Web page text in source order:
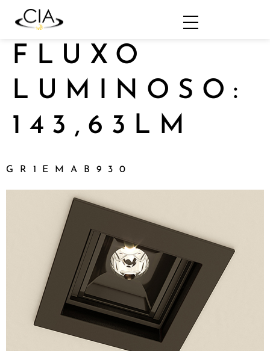
FLUXO
LUMINOSO:
143,63LM
GR1EMAB930